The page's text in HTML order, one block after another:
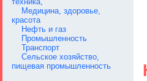
Медицина, здоровье,
красота
Нефть и газ
Промышленность
Транспорт
Сельское хозяйство,
пищевая промышленность